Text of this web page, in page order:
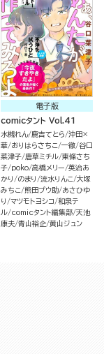
電子版
comicタント Vol.41
水槻れん 鹿吉てとら 沖田×
華 おりはらさちこ 一徹 谷口
菜津子 唐草ミチル 東條さち
子 poko 高橋メリー 英治あ
かり
のまり 流水りんこ 大塚
みちこ 熊田プウ助 あさひゆ
り
マツモトヨシコ 和泉テ
ル comicタント編集部 天池
康夫 青山裕企 黄山ジュン